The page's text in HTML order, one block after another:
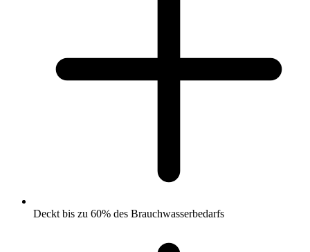
Deckt bis zu 60% des Brauchwasserbedarfs